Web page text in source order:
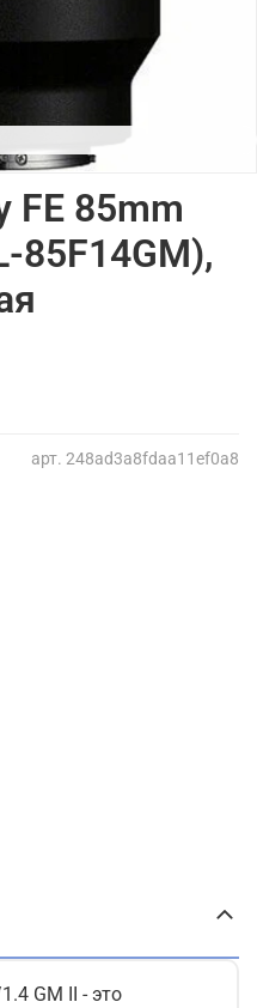
арт. 248ad3a8fdaa11ef0a8
FE 85mm
85F14GM),
GM II - это